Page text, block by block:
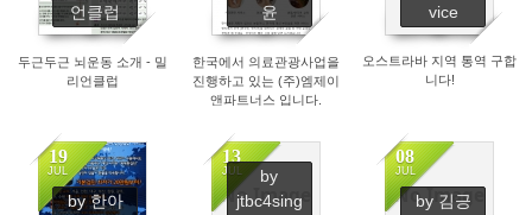
언클럽
두근두근 뇌운동 소개 - 밀
리언클럽
윤
한국에서 의료관광사업을
진행하고 있는 (주)엠제이
앤파트너스 입니다.
vice
오스트라바 지역 통역 구합
니다!
19
JUL
by 한아
2271 No Image
13
JUL
by
jtbc4sing
2851 No Image
08
JUL
by 김긍
2699